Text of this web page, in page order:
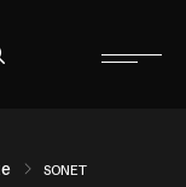
SONET